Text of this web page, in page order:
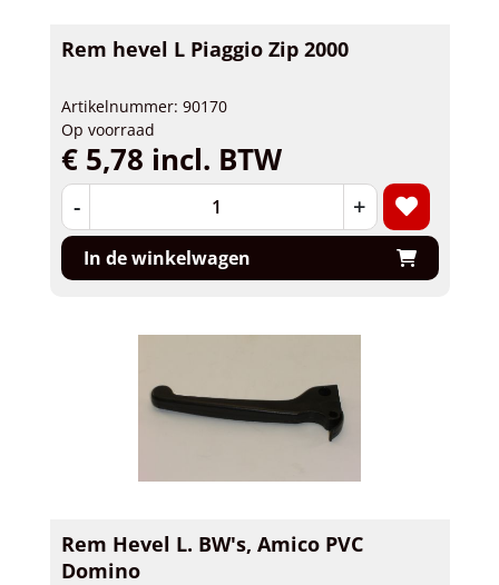
Rem hevel L Piaggio Zip 2000
Artikelnummer: 90170
Op voorraad
€ 5,78 incl. BTW
- +
In de winkelwagen
Rem Hevel L. BW's, Amico PVC
Domino